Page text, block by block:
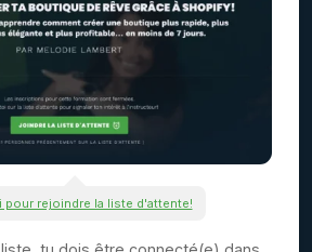
pour rejoindre la liste d'attente!